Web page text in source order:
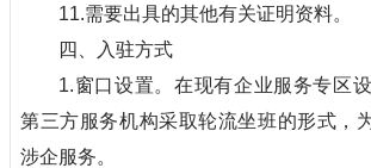
11.需要出具的其他有关证明资料。
四、入驻方式
1.窗口设置。在现有企业服务专区
第三方服务机构采取轮流坐班的形式，
涉企服务。